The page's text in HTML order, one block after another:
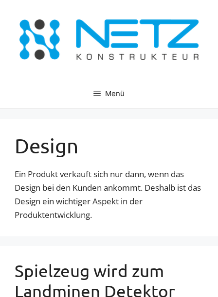
Inhalt
springen
Menü
Design
Ein Produkt verkauft sich nur dann, wenn das
Design bei den Kunden ankommt. Deshalb ist das
Design ein wichtiger Aspekt in der
Produktentwicklung.
Spielzeug wird zum
Landminen Detektor